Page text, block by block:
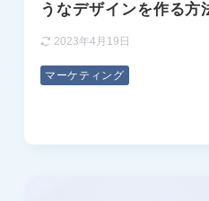
うなデザインを作る方
2023年4月19日
マーケティング